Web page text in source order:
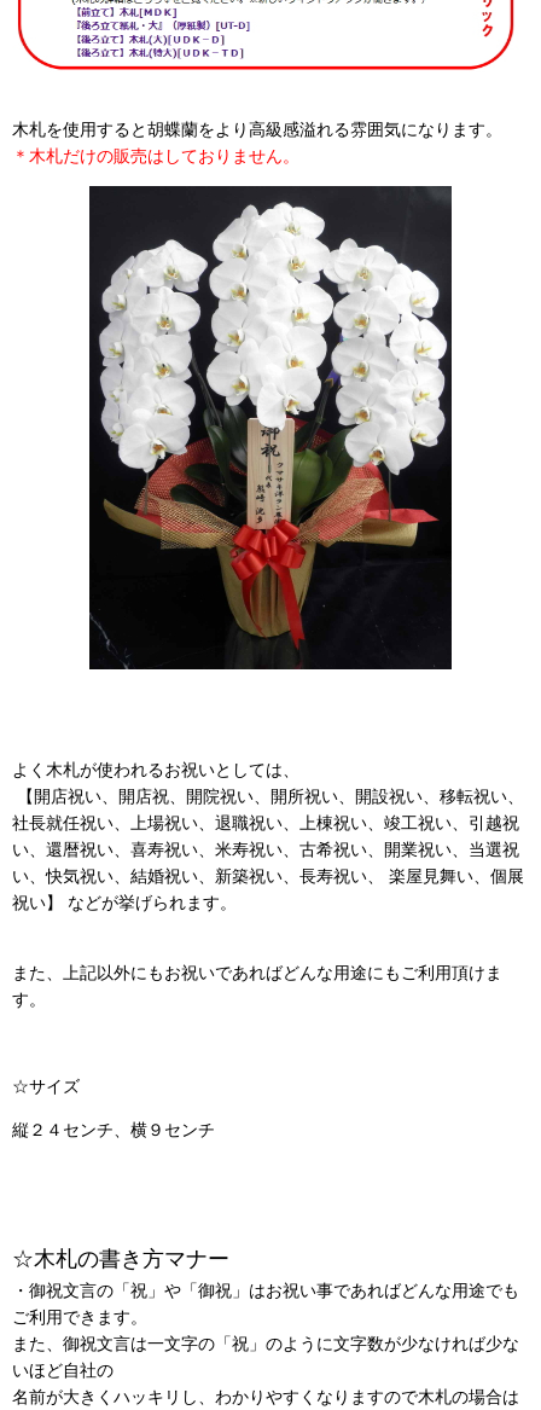
木札を使用すると胡蝶蘭をより高級感溢れる雰囲気になります。
＊木札だけの販売はしておりません。
よく木札が使われるお祝いとしては、
【開店祝い、開店祝、開院祝い、開所祝い、開設祝い、移転祝い、
社長就任祝い、上場祝い、退職祝い、上棟祝い、竣工祝い、引越祝
い、還暦祝い、喜寿祝い、米寿祝い、古希祝い、開業祝い、当選祝
い、快気祝い、結婚祝い、新築祝い、長寿祝い、 楽屋見舞い、個展
祝い】 などが挙げられます。
また、上記以外にもお祝いであればどんな用途にもご利用頂けま
す。
☆サイズ
縦２４センチ、横９センチ
☆木札の書き方マナー
・御祝文言の「祝」や「御祝」はお祝い事であればどんな用途でも
ご利用できます。
また、御祝文言は一文字の「祝」のように文字数が少なければ少な
いほど自社の
名前が大きくハッキリし、わかりやすくなりますので木札の場合は